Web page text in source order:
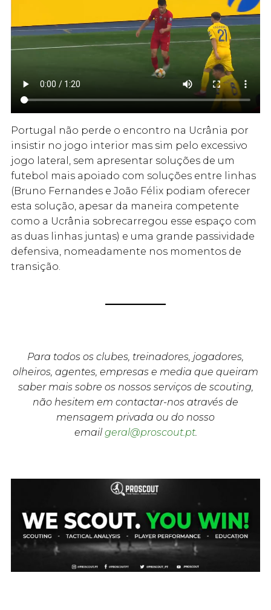
Portugal não perde o encontro na Ucrânia por
insistir no jogo interior mas sim pelo excessivo
jogo lateral, sem apresentar soluções de um
futebol mais apoiado com soluções entre linhas
(Bruno Fernandes e João Félix podiam oferecer
esta solução, apesar da maneira competente
como a Ucrânia sobrecarregou esse espaço com
as duas linhas juntas) e uma grande passividade
defensiva, nomeadamente nos momentos de
transição.
Para todos os clubes, treinadores, jogadores,
olheiros, agentes, empresas e media que queiram
saber mais sobre os nossos serviços de scouting,
não hesitem em contactar-nos através de
mensagem privada ou do nosso
email geral@proscout.pt.